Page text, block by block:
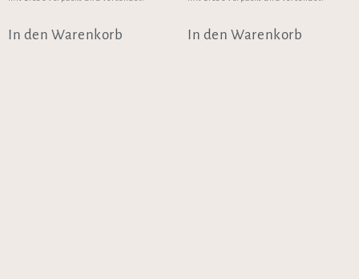
In den Warenkorb In den Warenkorb